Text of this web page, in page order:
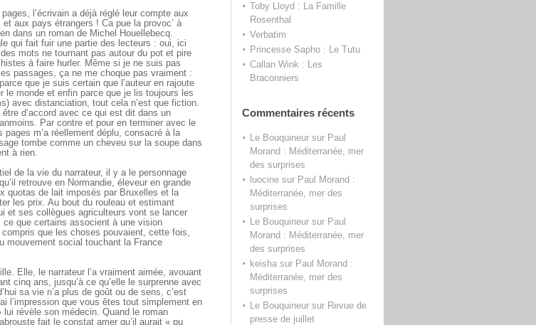
Toby Lloyd : La Famille
Rosenthal
Verbatim
Princesse Sapho : Le Tutu
Callan Wink : Les
Braconniers
Commentaires récents
Le Bouquineursur Paul
Morand : Méditerranée, mer
des surprises
luocinesur Paul Morand :
Méditerranée, mer des
surprises
Le Bouquineursur Paul
Morand : Méditerranée, mer
des surprises
keishasur Paul Morand :
Méditerranée, mer des
surprises
Le Bouquineursur Revue de
presse de juillet
l’écrivain a déjà réglé leur compte aux
aux pays étrangers ! Ca pue la provoc’ à
dans un roman de Michel Houellebecq.
qui fait fuir une partie des lecteurs : oui, ici
mots ne tournant pas autour du pot et pire
à faire hurler. Même si je ne suis pas
passages, ça ne me choque pas vraiment :
que je suis certain que l’auteur en rajoute
le monde et enfin parce que je lis toujours les
avec distanciation, tout cela n’est que fiction.
être d’accord avec ce qui est dit dans un
Par contre et pour en terminer avec le
m’a réellement déplu, consacré à la
tombe comme un cheveu sur la soupe dans
à rien.
de la vie du narrateur, il y a le personnage
retrouve en Normandie, éleveur en grande
quotas de lait imposés par Bruxelles et la
les prix. Au bout du rouleau et estimant
et ses collègues agriculteurs vont se lancer
ce que certains associent à une vision
compris que les choses pouvaient, cette fois,
mouvement social touchant la France
Elle, le narrateur l’a vraiment aimée, avouant
cinq ans, jusqu’à ce qu’elle le surprenne avec
sa vie n’a plus de goût ou de sens, c’est
l’impression que vous êtes tout simplement en
lui révèle son médecin. Quand le roman
fait le constat amer qu’il aurait « pu